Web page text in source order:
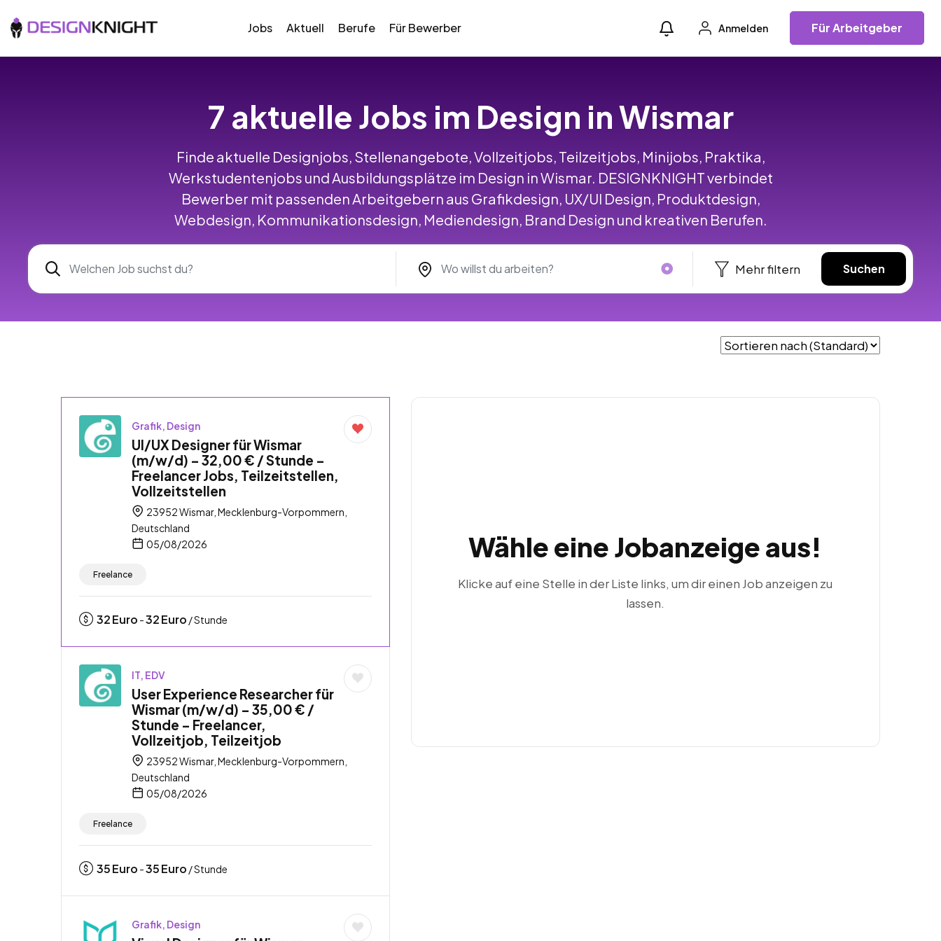
Jobs Aktuell Berufe Für Bewerber Anmelden Für Arbeitgeber
7 aktuelle Jobs im Design in Wismar
Finde aktuelle Designjobs, Stellenangebote, Vollzeitjobs, Teilzeitjobs, Minijobs, Praktika,
Werkstudentenjobs und Ausbildungsplätze im Design in Wismar. DESIGNKNIGHT verbindet
Bewerber mit passenden Arbeitgebern aus Grafikdesign, UX/UI Design, Produktdesign,
Webdesign, Kommunikationsdesign, Mediendesign, Brand Design und kreativen Berufen.
Mehr filtern Suchen
Grafik, Design
UI/UX Designer für Wismar
(m/w/d) – 32,00 € / Stunde –
Freelancer Jobs, Teilzeitstellen,
Vollzeitstellen
23952 Wismar, Mecklenburg-Vorpommern,
Deutschland
05/08/2026
Freelance
32Euro -32Euro / Stunde
IT, EDV
User Experience Researcher für
Wismar (m/w/d) – 35,00 € /
Stunde – Freelancer,
Vollzeitjob, Teilzeitjob
23952 Wismar, Mecklenburg-Vorpommern,
Deutschland
05/08/2026
Freelance
35Euro -35Euro / Stunde
Grafik, Design
Wähle eine Jobanzeige aus!
Klicke auf eine Stelle in der Liste links, um dir einen Job anzeigen zu
lassen.